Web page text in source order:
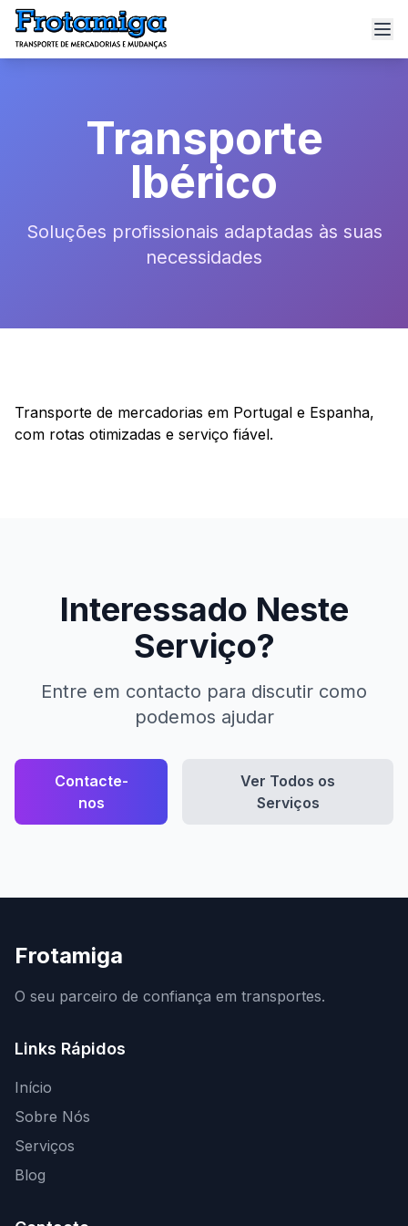
Transporte
Ibérico
Soluções profissionais adaptadas às suas
necessidades
Transporte de mercadorias em Portugal e Espanha,
com rotas otimizadas e serviço fiável.
Interessado Neste
Serviço?
Entre em contacto para discutir como
podemos ajudar
Contacte-
nos
Ver Todos os
Serviços
Frotamiga
O seu parceiro de confiança em transportes.
Links Rápidos
Início
Sobre Nós
Serviços
Blog